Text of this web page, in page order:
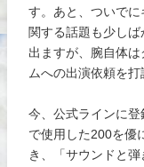
す。あと、ついで
関する話題も少し
出ますが、腕自体
ムへの出演依頼を打
今、公式ラインに
で使用した200を優
き、「サウンドと